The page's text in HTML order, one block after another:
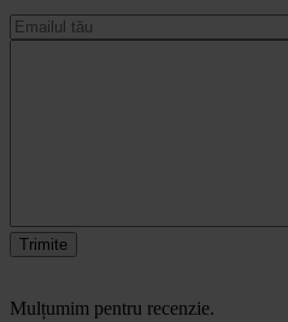
Trimite
Mulțumim pentru recenzie.